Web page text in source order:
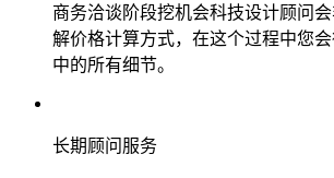
商务洽谈阶段挖机会科技设计顾问
解价格计算方式，在这个过程中您
中的所有细节。
长期顾问服务